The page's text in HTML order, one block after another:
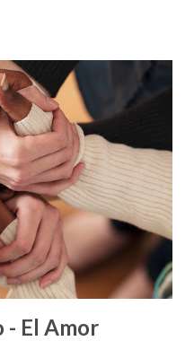
trabajar juntos como
– lo más seguro pierden.
de relevo es cuando los
uno al otro para continuar
no se pasa bien, el
lo más seguro la
del pase de batón
fluir de la carrera será
- El Amor